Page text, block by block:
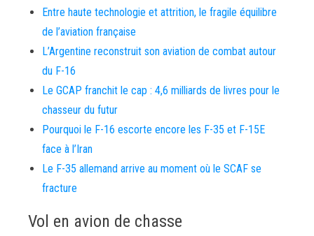
Entre haute technologie et attrition, le fragile équilibre
de l’aviation française
L’Argentine reconstruit son aviation de combat autour
du F-16
Le GCAP franchit le cap : 4,6 milliards de livres pour le
chasseur du futur
Pourquoi le F-16 escorte encore les F-35 et F-15E
face à l’Iran
Le F-35 allemand arrive au moment où le SCAF se
fracture
Vol en avion de chasse